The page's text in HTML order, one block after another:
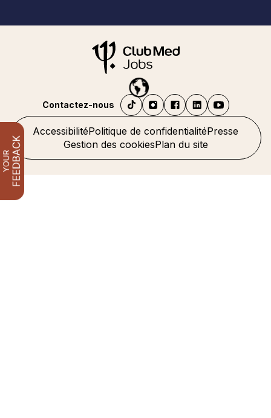
AccessibilitéPolitique de confidentialitéPresse
Gestion des cookiesPlan du site
Contactez-nous